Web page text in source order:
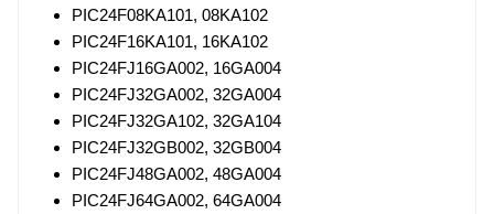
PIC24F08KA101, 08KA102
PIC24F16KA101, 16KA102
PIC24FJ16GA002, 16GA004
PIC24FJ32GA002, 32GA004
PIC24FJ32GA102, 32GA104
PIC24FJ32GB002, 32GB004
PIC24FJ48GA002, 48GA004
PIC24FJ64GA002, 64GA004